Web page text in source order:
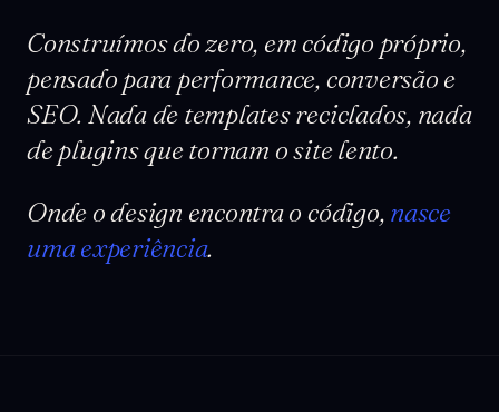
Construímos do zero, em código próprio,
pensado para performance, conversão e
SEO. Nada de templates reciclados, nada
de plugins que tornam o site lento.
Onde o design encontra o código, nasce
uma experiência.